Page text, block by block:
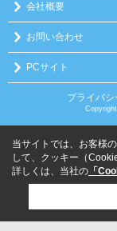
会社概要
お問い合わせ
PCサイト
プライバ
当サイトでは、お客様
して、クッキー（
詳しくは、当社の 「